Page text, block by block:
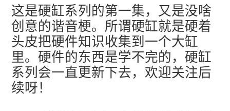
这是硬缸系列的第一集，又是没啥
创意的谐音梗。所谓硬缸就是硬着
头皮把硬件知识收集到一个大缸
里。硬件的东西是学不完的，硬缸
系列会一直更新下去，欢迎关注后
续呀！